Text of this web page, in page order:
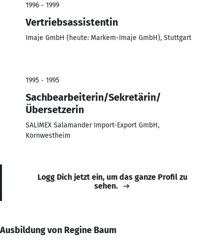
1996 - 1999
Vertriebsassistentin
Imaje GmbH (heute: Markem-Imaje GmbH), Stuttgart
1995 - 1995
Sachbearbeiterin/Sekretärin/
Übersetzerin
SALIMEX Salamander Import-Export GmbH,
Kornwestheim
Logg Dich jetzt ein, um das ganze Profil zu
sehen.
Ausbildung von Regine Baum